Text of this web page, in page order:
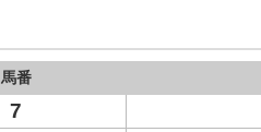
馬番
7